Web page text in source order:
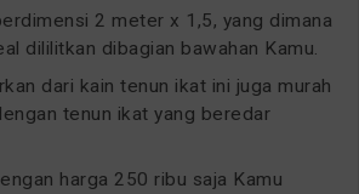
2 meter x 1,5, yang dimana
dililitkan dibagian bawahan Kamu.
dari kain tenun ikat ini juga murah
tenun ikat yang beredar
harga 250 ribu saja Kamu